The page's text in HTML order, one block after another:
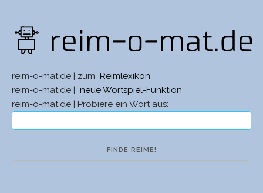
reim-o-mat.de | zum
Reimlexikon
reim-o-mat.de |
neue Wortspiel-Funktion
reim-o-mat.de | Probiere ein Wort aus: